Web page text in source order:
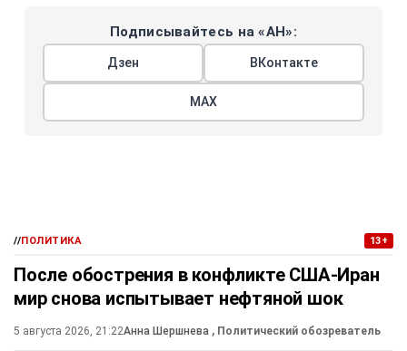
Подписывайтесь на «АН»:
Дзен ВКонтакте
МАХ
//ПОЛИТИКА 13+
После обострения в конфликте США-Иран
мир снова испытывает нефтяной шок
5 августа 2026, 21:22Анна Шершнева , Политический обозреватель